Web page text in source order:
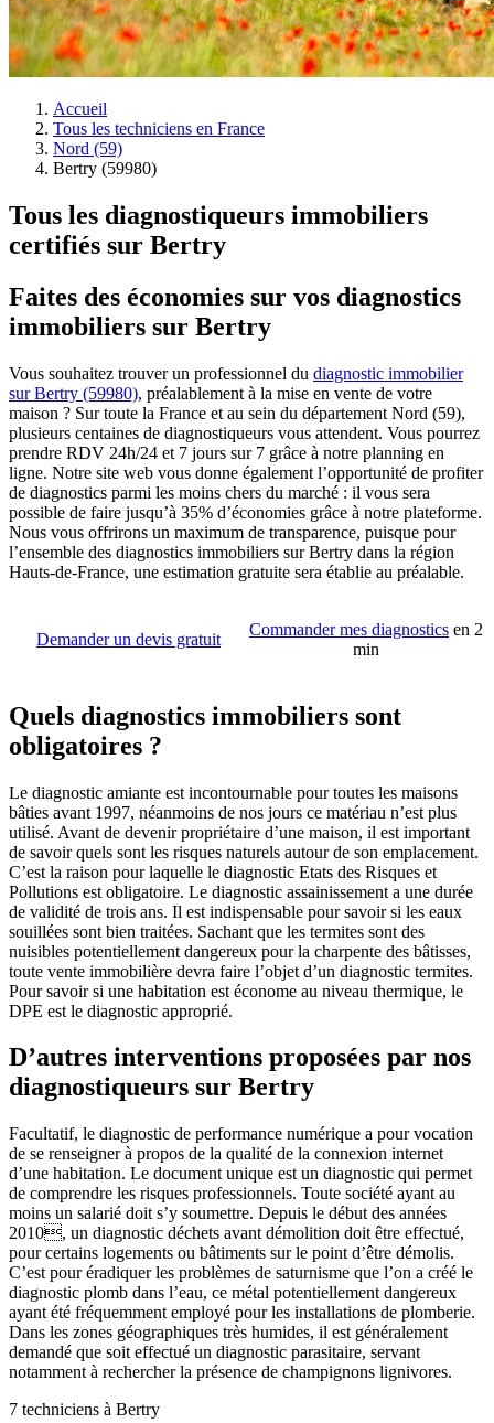
Accueil
Tous les techniciens en France
Nord (59)
Bertry (59980)
Tous les diagnostiqueurs immobiliers
certifiés sur Bertry
Faites des économies sur vos diagnostics
immobiliers sur Bertry
Vous souhaitez trouver un professionnel du diagnostic immobilier
sur Bertry (59980), préalablement à la mise en vente de votre
maison ? Sur toute la France et au sein du département Nord (59),
plusieurs centaines de diagnostiqueurs vous attendent. Vous pourrez
prendre RDV 24h/24 et 7 jours sur 7 grâce à notre planning en
ligne. Notre site web vous donne également l’opportunité de profiter
de diagnostics parmi les moins chers du marché : il vous sera
possible de faire jusqu’à 35% d’économies grâce à notre plateforme.
Nous vous offrirons un maximum de transparence, puisque pour
l’ensemble des diagnostics immobiliers sur Bertry dans la région
Hauts-de-France, une estimation gratuite sera établie au préalable.
Demander un devis gratuit
Commander mes diagnostics en 2
min
Quels diagnostics immobiliers sont
obligatoires ?
Le diagnostic amiante est incontournable pour toutes les maisons
bâties avant 1997, néanmoins de nos jours ce matériau n’est plus
utilisé. Avant de devenir propriétaire d’une maison, il est important
de savoir quels sont les risques naturels autour de son emplacement.
C’est la raison pour laquelle le diagnostic Etats des Risques et
Pollutions est obligatoire. Le diagnostic assainissement a une durée
de validité de trois ans. Il est indispensable pour savoir si les eaux
souillées sont bien traitées. Sachant que les termites sont des
nuisibles potentiellement dangereux pour la charpente des bâtisses,
toute vente immobilière devra faire l’objet d’un diagnostic termites.
Pour savoir si une habitation est économe au niveau thermique, le
DPE est le diagnostic approprié.
D’autres interventions proposées par nos
diagnostiqueurs sur Bertry
Facultatif, le diagnostic de performance numérique a pour vocation
de se renseigner à propos de la qualité de la connexion internet
d’une habitation. Le document unique est un diagnostic qui permet
de comprendre les risques professionnels. Toute société ayant au
moins un salarié doit s’y soumettre. Depuis le début des années
2010, un diagnostic déchets avant démolition doit être effectué,
pour certains logements ou bâtiments sur le point d’être démolis.
C’est pour éradiquer les problèmes de saturnisme que l’on a créé le
diagnostic plomb dans l’eau, ce métal potentiellement dangereux
ayant été fréquemment employé pour les installations de plomberie.
Dans les zones géographiques très humides, il est généralement
demandé que soit effectué un diagnostic parasitaire, servant
notamment à rechercher la présence de champignons lignivores.
7 techniciens à Bertry